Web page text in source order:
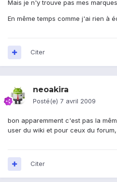
Mais je n'y trouve pas mes
En même temps comme j'ai rien à
Citer
neoakira
Posté(e) 7 avril 2009
bon apparemment c'est pas la
user du wiki et pour ceux du
Citer